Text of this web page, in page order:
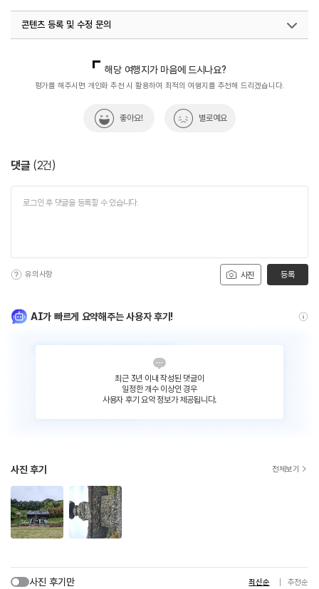
#역사유적 #역사유적지
콘텐츠 등록 및 수정 문의
해당 여행지가 마음에 드시나요?
평가를 해주시면 개인화 추천 시 활용하여 최적의 여행지를 추천해 드리겠습니다.
좋아요! 별로예요
댓글 (2건)
사진
유의사항 등록
AI가 빠르게 요약해주는 사용자 후기!
최근 3년 이내 작성된 댓글이
일정한 개수 이상인 경우
사용자 후기 요약 정보가 제공됩니다.
사진 후기 전체보기
사진 후기만 최신순 추천순